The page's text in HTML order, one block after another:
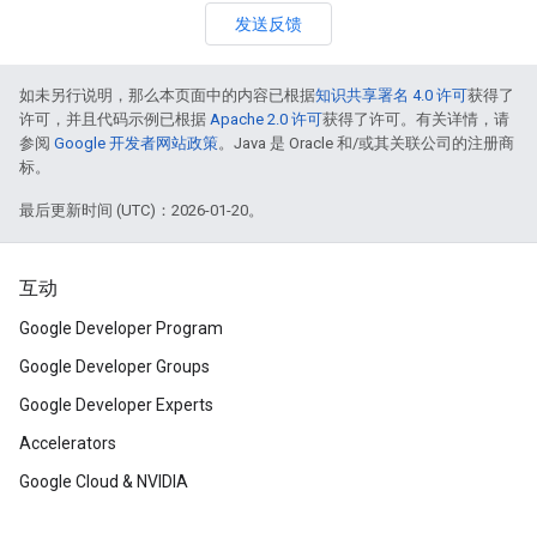
发送反馈
如未另行说明，那么本页面中的内容已根据知识共享署名 4.0 许可获得了
许可，并且代码示例已根据 Apache 2.0 许可获得了许可。有关详情，请
参阅 Google 开发者网站政策。Java 是 Oracle 和/或其关联公司的注册商
标。
最后更新时间 (UTC)：2026-01-20。
互动
Google Developer Program
Google Developer Groups
Google Developer Experts
Accelerators
Google Cloud & NVIDIA